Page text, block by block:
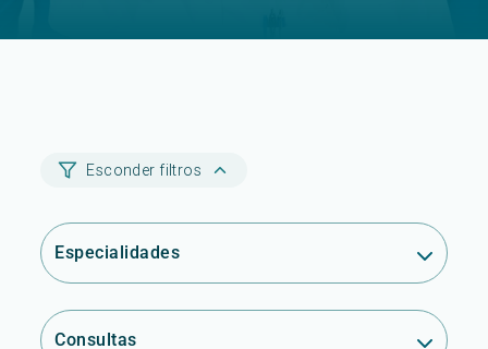
Esconder filtros
Especialidades
Consultas